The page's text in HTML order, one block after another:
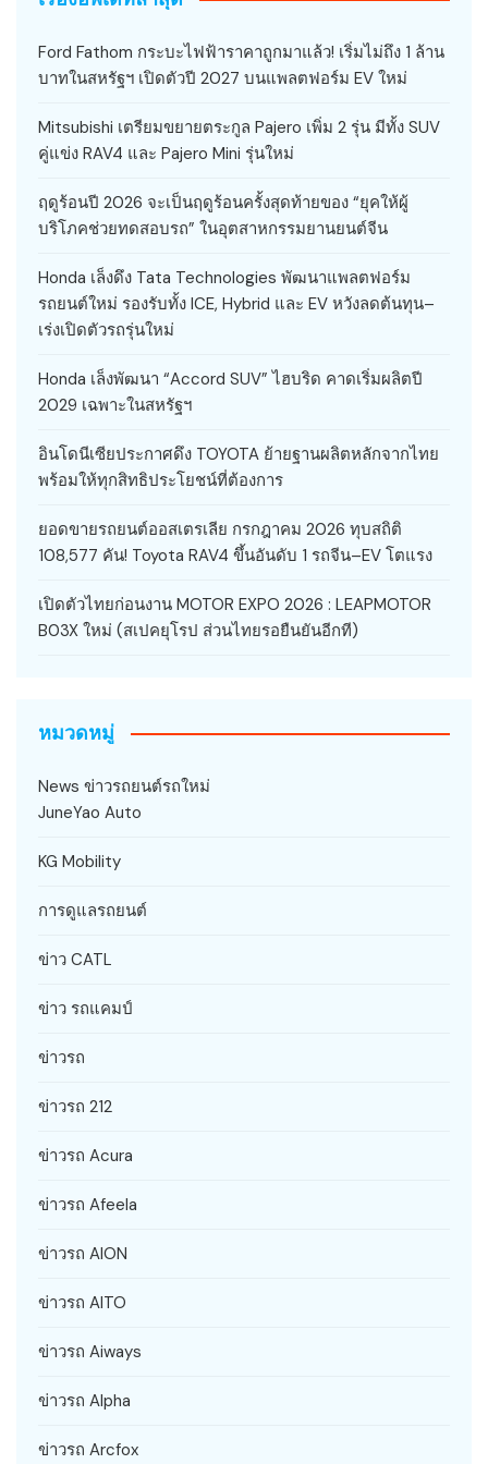
Ford Fathom กระบะไฟฟ้าราคาถูกมาแล้ว! เริ่มไม่ถึง 1 ล้าน
บาทในสหรัฐฯ เปิดตัวปี 2027 บนแพลตฟอร์ม EV ใหม่
Mitsubishi เตรียมขยายตระกูล Pajero เพิ่ม 2 รุ่น มีทั้ง SUV
คู่แข่ง RAV4 และ Pajero Mini รุ่นใหม่
ฤดูร้อนปี 2026 จะเป็นฤดูร้อนครั้งสุดท้ายของ “ยุคให้ผู้
บริโภคช่วยทดสอบรถ” ในอุตสาหกรรมยานยนต์จีน
Honda เล็งดึง Tata Technologies พัฒนาแพลตฟอร์ม
รถยนต์ใหม่ รองรับทั้ง ICE, Hybrid และ EV หวังลดต้นทุน–
เร่งเปิดตัวรถรุ่นใหม่
Honda เล็งพัฒนา “Accord SUV” ไฮบริด คาดเริ่มผลิตปี
2029 เฉพาะในสหรัฐฯ
อินโดนีเซียประกาศดึง TOYOTA ย้ายฐานผลิตหลักจากไทย
พร้อมให้ทุกสิทธิประโยชน์ที่ต้องการ
ยอดขายรถยนต์ออสเตรเลีย กรกฎาคม 2026 ทุบสถิติ
108,577 คัน! Toyota RAV4 ขึ้นอันดับ 1 รถจีน–EV โตแรง
เปิดตัวไทยก่อนงาน MOTOR EXPO 2026 : LEAPMOTOR
B03X ใหม่ (สเปคยุโรป ส่วนไทยรอยืนยันอีกที)
หมวดหมู่
News ข่าวรถยนต์รถใหม่
JuneYao Auto
KG Mobility
การดูแลรถยนต์
ข่าว CATL
ข่าว รถแคมป์
ข่าวรถ
ข่าวรถ 212
ข่าวรถ Acura
ข่าวรถ Afeela
ข่าวรถ AION
ข่าวรถ AITO
ข่าวรถ Aiways
ข่าวรถ Alpha
ข่าวรถ Arcfox